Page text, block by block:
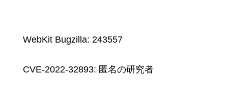
WebKit Bugzilla: 243557
CVE-2022-32893: 匿名の研究者